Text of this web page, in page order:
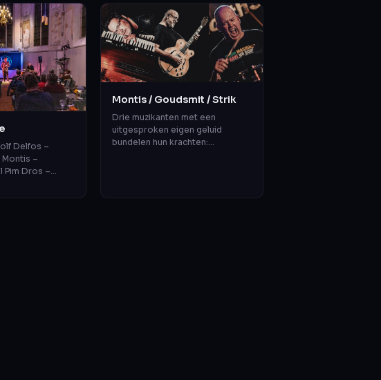
–
Pim Dros –
Montis / Goudsmit / Strik
Drie muzikanten met een
uitgesproken eigen geluid
bundelen hun krachten: